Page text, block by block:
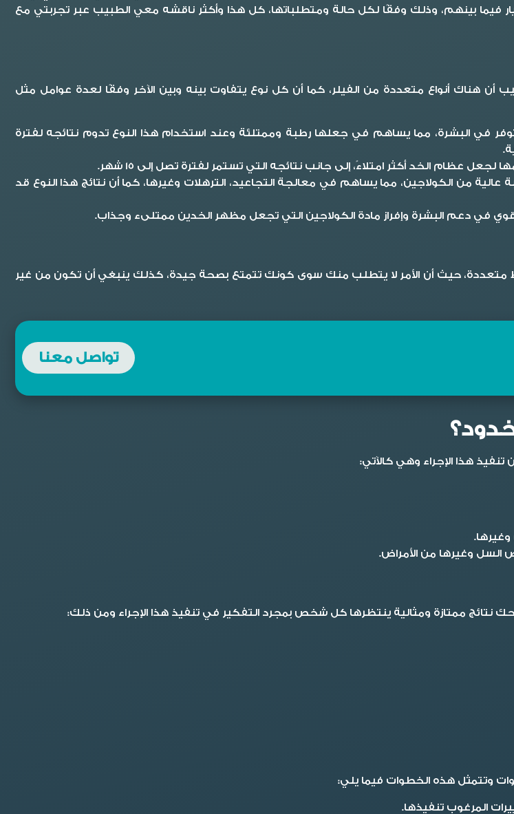
فيما بينهم، وذلك وفقًا لكل حالة ومتطلباتها، كل هذا وأكثر ناقشه معي الطبيب عبر تجربتي مع
أن هناك أنواع متعددة من الفيلر، كما أن كل نوع يتفاوت بينه وبين الآخر وفقًا لعدة عوامل مثل
في البشرة، مما يساهم في جعلها رطبة وممتلئة وعند استخدام هذا النوع تدوم نتائجه لفترة
عظام الخد أكثر امتلاءً، إلى جانب نتائجه التي تستمر لفترة تصل إلى 15 شهر.
من الكولاجين، مما يساهم في معالجة التجاعيد، الترهلات وغيرها، كما أن نتائج هذا النوع قد
قوي في دعم البشرة وإفراز مادة الكولاجين التي تجعل مظهر الخدين ممتلىء وجذاب.
متعددة، حيث أن الأمر لا يتطلب منك سوى كونك تتمتع بصحة جيدة، كذلك ينبغي أن تكون من غير
تواصل معنا
هذا الإجراء وهي كالآتي:
وغيرها.
السل وغيرها من الأمراض.
ممتازة ومثالية ينتظرها كل شخص بمجرد التفكير في تنفيذ هذا الإجراء ومن ذلك:
وتتمثل هذه الخطوات فيما يلي:
المرغوب تنفيذها.